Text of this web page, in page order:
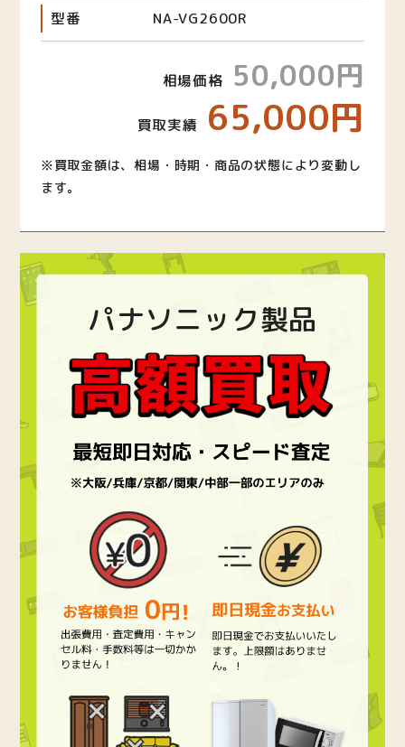
型番 NA-VG2600R
相場価格 50,000円
買取実績 65,000円
※買取金額は、相場・時期・商品の状態により変動し
ます。
パナソニック製品